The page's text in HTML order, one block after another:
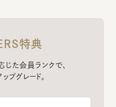
特典
た会員ランクで、
プグレード。